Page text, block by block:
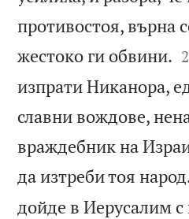
противостоя, върна
жестоко ги обвини. 
изпрати Никанора,
славни вождове,
враждебник на
да изтреби тоя
дойде в Иерусалим с